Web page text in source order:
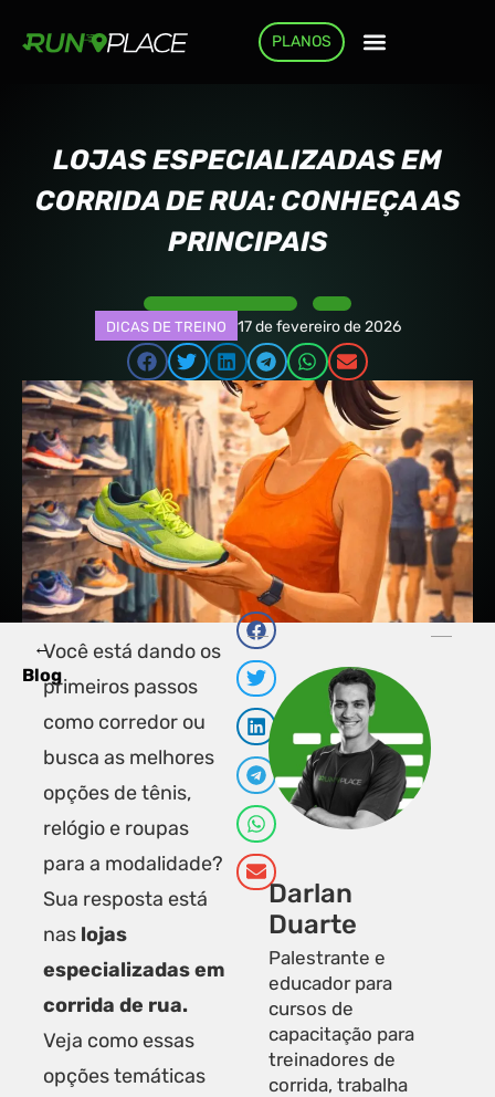
PLANOS
LOJAS ESPECIALIZADAS EM
CORRIDA DE RUA: CONHEÇA AS
PRINCIPAIS
DICAS DE TREINO 17 de fevereiro de 2026
←
Blog
Você está dando os
primeiros passos
como corredor ou
busca as melhores
opções de tênis,
relógio e roupas
para a modalidade?
Sua resposta está
nas lojas
especializadas em
corrida de rua.
Veja como essas
opções temáticas
Darlan
Duarte
Palestrante e
educador para
cursos de
capacitação para
treinadores de
corrida, trabalha